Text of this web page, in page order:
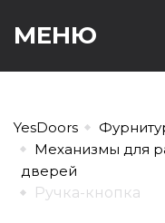
МЕНЮ
YesDoors
Механизмы для
дверей
Ручка-кнопка